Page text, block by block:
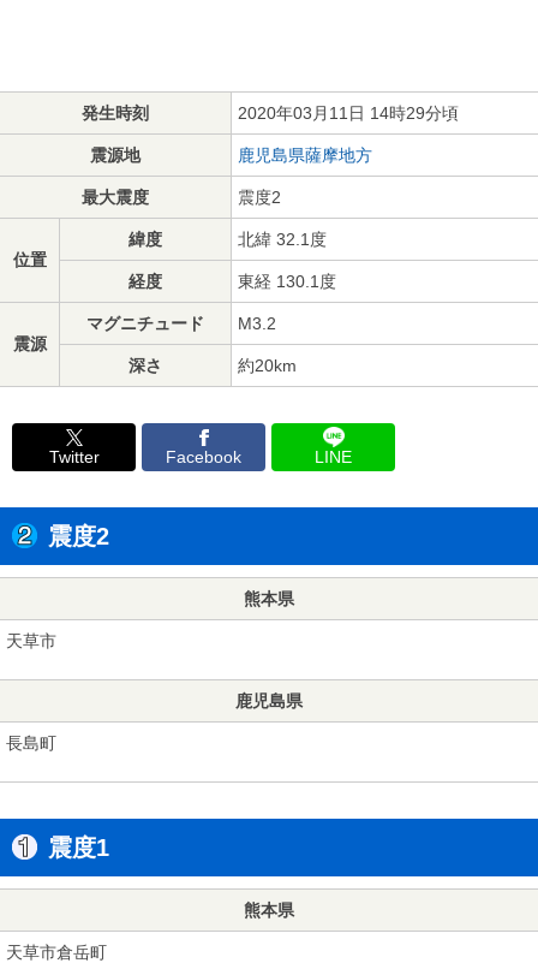
発生時刻 2020年03月11日 14時29分頃
震源地 鹿児島県薩摩地方
最大震度 震度2
位置
緯度 北緯 32.1度
経度 東経 130.1度
震源
マグニチュード M3.2
深さ 約20km
Twitter Facebook LINE
震度2
熊本県
天草市
鹿児島県
長島町
震度1
熊本県
天草市倉岳町